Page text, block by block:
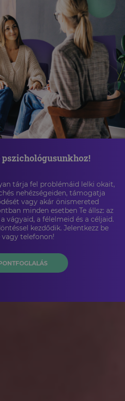
pszichológusunkhoz!
tárja fel problémáid lelki okait,
nehézségeiden, támogatja
vagy akár önismereted
minden esetben Te állsz: az
vágyaid, a félelmeid és a céljaid.
kezdődik. Jelentkezz be
vagy telefonon!